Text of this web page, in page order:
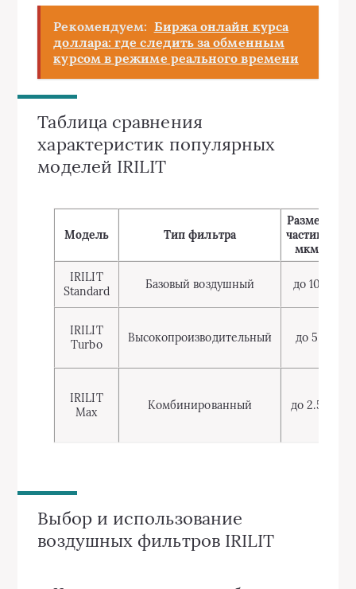
Рекомендуем: Биржа онлайн курса
доллара: где следить за обменным
курсом в режиме реального времени
Таблица сравнения
характеристик популярных
моделей IRILIT
Модель Тип фильтра
Размер
частиц,
мкм
IRILIT
Standard
Базовый воздушный до 10
IRILIT
Turbo
Высокопроизводительный до 5
IRILIT
Max
Комбинированный до 2.5
Выбор и использование
воздушных фильтров IRILIT